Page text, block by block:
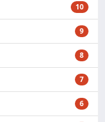
10
9
8
7
6